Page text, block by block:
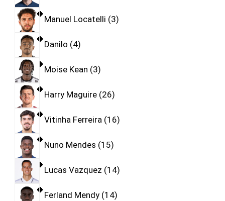
Manuel Locatelli 3
Danilo 4
Moise Kean 3
Harry Maguire 26
Vitinha Ferreira 16
Nuno Mendes 15
Lucas Vazquez 14
Ferland Mendy 14